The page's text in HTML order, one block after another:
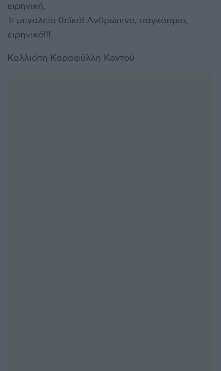
ειρηνική.
Τι μεγαλείο θεϊκό! Ανθρώπινο, παγκόσμιο,
ειρηνικό!!!
Καλλιόπη Καραφύλλη Κοντού